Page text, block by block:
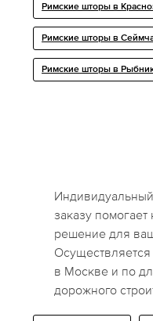
Римские шторы в
Римские шторы в
Римские шторы в
заказу
решение для
Осуществляется
в Москве и по
дорожного